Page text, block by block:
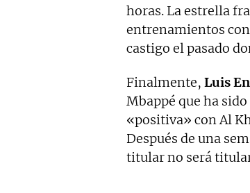
horas. La estrella
entrenamientos
castigo el pasado
Finalmente, Luis
Mbappé que ha
«positiva» con Al
Después de una
titular no será